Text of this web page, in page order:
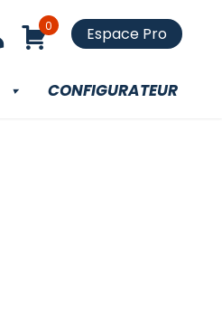
0 Espace Pro
CONFIGURATEUR